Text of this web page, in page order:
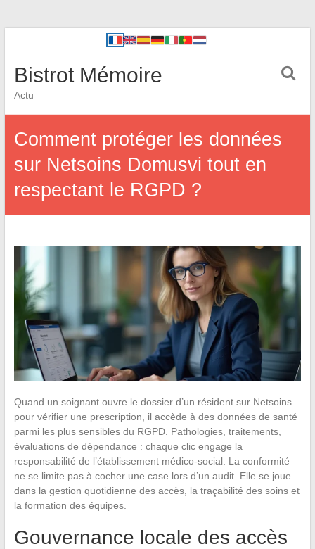
Bistrot Mémoire
Actu
Comment protéger les données
sur Netsoins Domusvi tout en
respectant le RGPD ?
Quand un soignant ouvre le dossier d’un résident sur Netsoins
pour vérifier une prescription, il accède à des données de santé
parmi les plus sensibles du RGPD. Pathologies, traitements,
évaluations de dépendance : chaque clic engage la
responsabilité de l’établissement médico-social. La conformité
ne se limite pas à cocher une case lors d’un audit. Elle se joue
dans la gestion quotidienne des accès, la traçabilité des soins et
la formation des équipes.
Gouvernance locale des accès